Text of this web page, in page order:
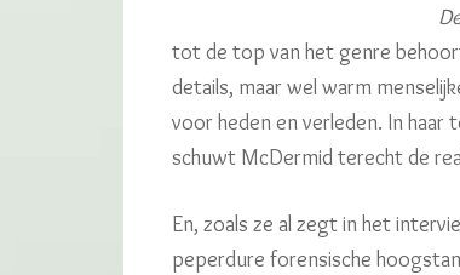
tot de top van het genre
details, maar wel warm
voor heden en verleden. In
schuwt McDermid terecht de
En, zoals ze al zegt in het
peperdure forensische